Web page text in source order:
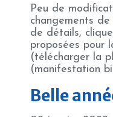
Peu de
changements
de détails,
proposées pour
(télécharger la
(manifestation
Belle